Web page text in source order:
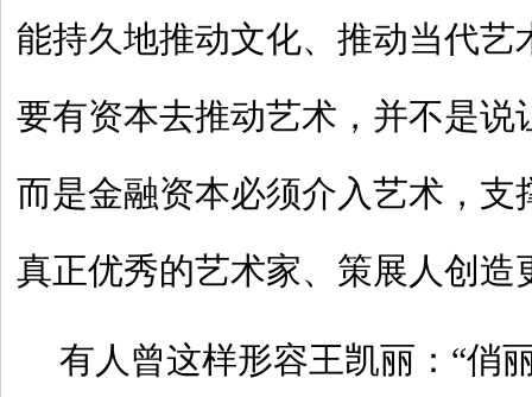
能持久地推动文化、推动当代艺
要有资本去推动艺术，并不是说
而是金融资本必须介入艺术，支
真正优秀的艺术家、策展人创造
有人曾这样形容王凯丽：“俏